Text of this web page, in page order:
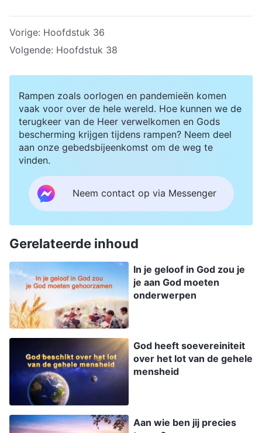
Vorige: Hoofdstuk 36
Volgende: Hoofdstuk 38
Rampen zoals oorlogen en pandemieën komen
vaak voor over de hele wereld. Hoe kunnen we de
terugkeer van de Heer verwelkomen en Gods
bescherming krijgen tijdens rampen? Neem deel
aan onze gebedsbijeenkomst om de weg te
vinden.
Neem contact op via Messenger
Gerelateerde inhoud
In je geloof in God zou je
je aan God moeten
onderwerpen
God heeft soevereiniteit
over het lot van de gehele
mensheid
Aan wie ben jij precies